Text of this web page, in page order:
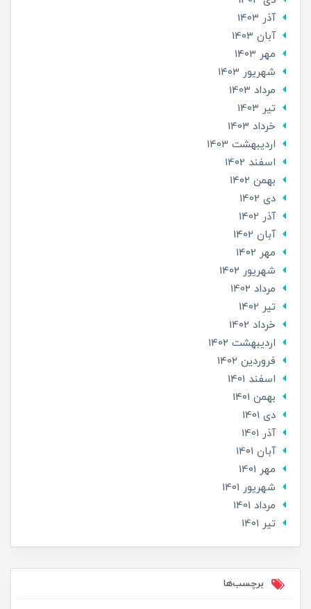
آذر 1403
آبان 1403
مهر 1403
شهریور 1403
مرداد 1403
تير 1403
خرداد 1403
ارديبهشت 1403
اسفند 1402
بهمن 1402
دی 1402
آذر 1402
آبان 1402
مهر 1402
شهریور 1402
مرداد 1402
تير 1402
خرداد 1402
ارديبهشت 1402
فروردین 1402
اسفند 1401
بهمن 1401
دی 1401
آذر 1401
آبان 1401
مهر 1401
شهریور 1401
مرداد 1401
تير 1401
برچسب‌ها